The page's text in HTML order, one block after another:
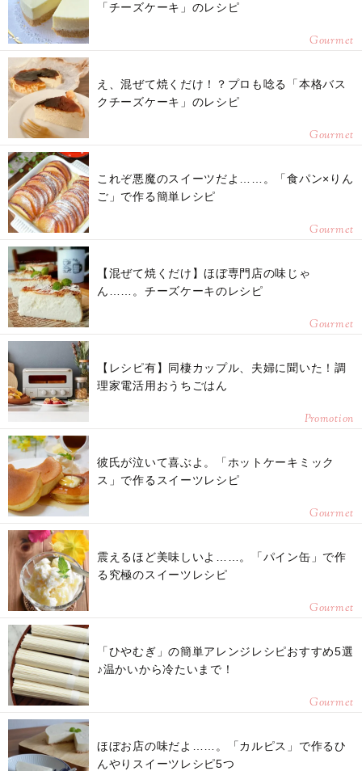
「チーズケーキ」のレシピ
Gourmet
え、混ぜて焼くだけ！？プロも唸る「本格バス
クチーズケーキ」のレシピ
Gourmet
これぞ悪魔のスイーツだよ……。「食パン×りん
ご」で作る簡単レシピ
Gourmet
【混ぜて焼くだけ】ほぼ専門店の味じゃ
ん……。チーズケーキのレシピ
Gourmet
【レシピ有】同棲カップル、夫婦に聞いた！調
理家電活用おうちごはん
Promotion
彼氏が泣いて喜ぶよ。「ホットケーキミック
ス」で作るスイーツレシピ
Gourmet
震えるほど美味しいよ……。「パイン缶」で作
る究極のスイーツレシピ
Gourmet
「ひやむぎ」の簡単アレンジレシピおすすめ5選
♪温かいから冷たいまで！
Gourmet
ほぼお店の味だよ……。「カルピス」で作るひ
んやりスイーツレシピ5つ